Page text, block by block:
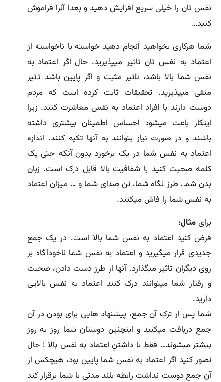
نفس تان را خیلی سریع افزایش دهید و بعدا آنرا فراموش
کنید…
شما هرکاری بخواهید انجام دهید خواسته یا ناخواسته از
اعتماد به نفس تان تاثیر میپذیرید. حال اگر اعتماد به
نفس شما بالا باشد، تاثیر مثبت و اگر پایین باشد تاثیر
منفی میپذیرید. تحقیقات ثابت کرده است که مردم
دوست دارند با افراد اعتماد به نفس معاشرت کنند. زیرا
اینکار باعث میشود احساس اطمینان بیشتری داشته
باشند و در صورت نیاز بتوانند به آنها تکیه کنند. اندازه
اعتماد به نفس شما در یک برخورد بدون آنکه حتی یک
کلمه صحبت کنید با شفافیت بالا قابل درک است. زبان
بدن شما، طرز نگاه شما، تن صدای شما و … میزان اعتماد
به نفس شما را فاش میکنند.
برایمثال؛
فرض کنید اعتماد به نفس شما بالا است. در یک جمع
جدیدی قرار میگیرید و اعتماد به نفس شما ناخودآگاه بر
روی دیگران تاثیر میگذارد. آنها از طرز دست دادن، صحبت
و رفتار شما میتوانند درک کنند اعتماد به نفس بالایی
دارید.
شما پس از ترکِ آن جمع، پیشنهاد هایی برای بودن در آن
جمع دریافت میکنید و اینچنین دوستان شما روز به روز
بیشتر میشوند… فقط با داشتنِ اعتماد به نفس بالا ! حال
تصور کنید اگر اعتماد به نفس شما پایین بود، هیچکس از
آن جمع دوست نداشت رابطه بلند مدتی با شما برقرار کند